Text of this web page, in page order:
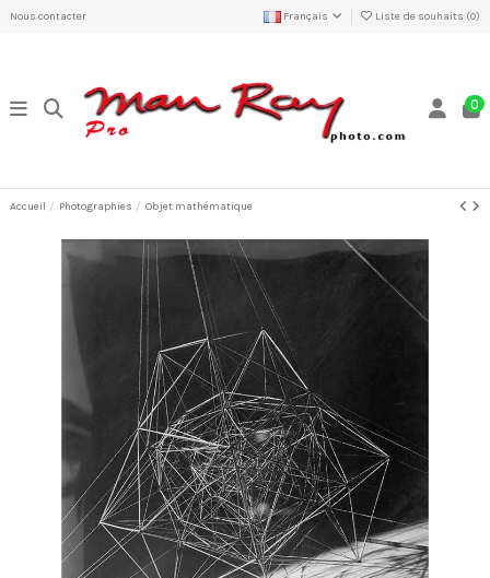
Nous contacter Français Liste de souhaits (0)
0
Accueil Photographies Objet mathématique